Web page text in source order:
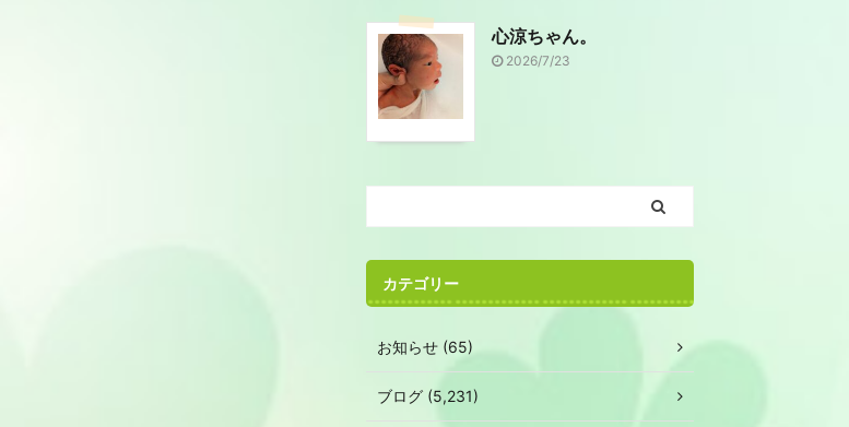
心涼ちゃん。
2026/7/23
カテゴリー
お知らせ (65)
ブログ (5,231)